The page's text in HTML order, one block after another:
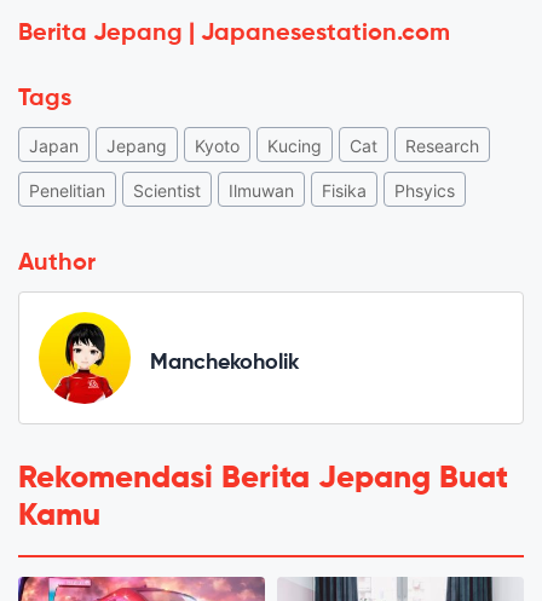
Berita Jepang | Japanesestation.com
Tags
Japan Jepang Kyoto Kucing Cat Research
Penelitian Scientist Ilmuwan Fisika Phsyics
Author
Manchekoholik
Rekomendasi Berita Jepang Buat
Kamu